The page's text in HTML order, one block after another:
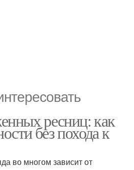
ресниц: как
без похода к
во многом зависит от